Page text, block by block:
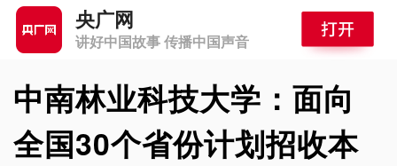
央广网
讲好中国故事 传播中国声音
中南林业科技大学：面向
全国30个省份计划招收本